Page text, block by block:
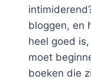
bloggen, en
heel goed
moet
boeken die